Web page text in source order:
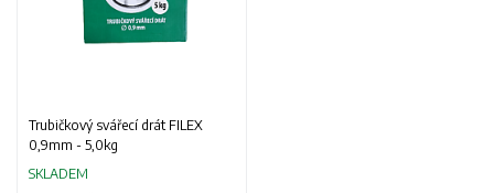
Trubičkový svářecí drát FILEX
0,9mm - 5,0kg
SKLADEM